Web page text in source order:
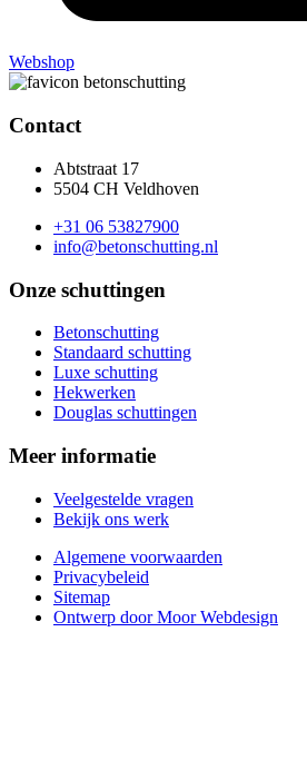
Webshop
Contact
Abtstraat 17
5504 CH Veldhoven
+31 06 53827900
info@betonschutting.nl
Onze schuttingen
Betonschutting
Standaard schutting
Luxe schutting
Hekwerken
Douglas schuttingen
Meer informatie
Veelgestelde vragen
Bekijk ons werk
Algemene voorwaarden
Privacybeleid
Sitemap
Ontwerp door Moor Webdesign